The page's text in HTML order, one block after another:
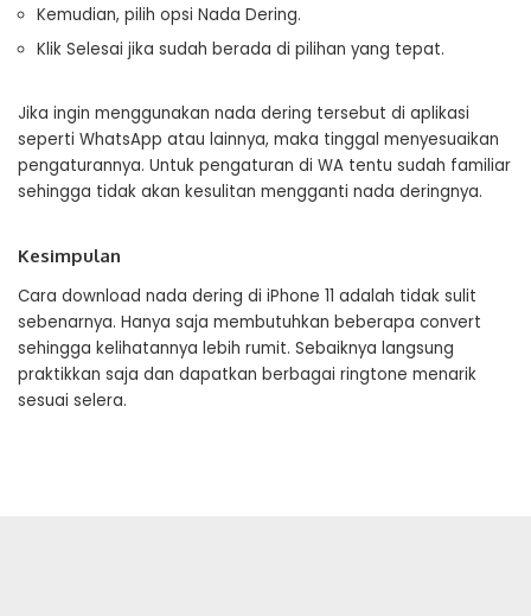
Kemudian, pilih opsi Nada Dering.
Klik Selesai jika sudah berada di pilihan yang tepat.
Jika ingin menggunakan nada dering tersebut di aplikasi
seperti WhatsApp atau lainnya, maka tinggal menyesuaikan
pengaturannya. Untuk pengaturan di WA tentu sudah familiar
sehingga tidak akan kesulitan mengganti nada deringnya.
Kesimpulan
Cara download nada dering di iPhone 11 adalah tidak sulit
sebenarnya. Hanya saja membutuhkan beberapa convert
sehingga kelihatannya lebih rumit. Sebaiknya langsung
praktikkan saja dan dapatkan berbagai ringtone menarik
sesuai selera.